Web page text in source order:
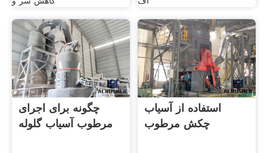
چگونه برای اجرای
مرطوب آسیاب گلوله
استفاده از آسیاب
چکش مرطوب